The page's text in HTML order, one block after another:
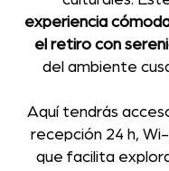
experiencia
el retiro con
del ambiente
Aquí tendrás
recepción 24 h,
que facilita